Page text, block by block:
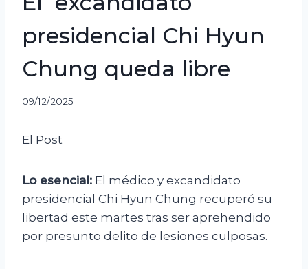
presidencial Chi Hyun
Chung queda libre
09/12/2025
El Post
Lo esencial: El médico y excandidato
presidencial Chi Hyun Chung recuperó su
libertad este martes tras ser aprehendido
por presunto delito de lesiones culposas.